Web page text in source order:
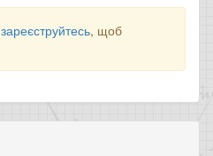
зареєструйтесь, щоб